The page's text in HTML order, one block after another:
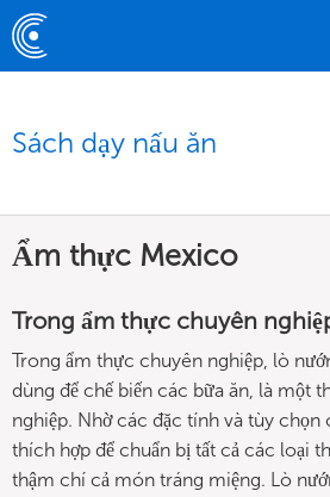
Sách dạy nấu ăn
Ẩm thực Mexico
Trong ẩm thực chuyên
Trong ẩm thực chuyên nghiệp, lò
dùng để chế biến các bữa ăn, là một
nghiệp. Nhờ các đặc tính và tùy chọn
thích hợp để chuẩn bị tất cả các loại
thậm chí cả món tráng miệng. Lò